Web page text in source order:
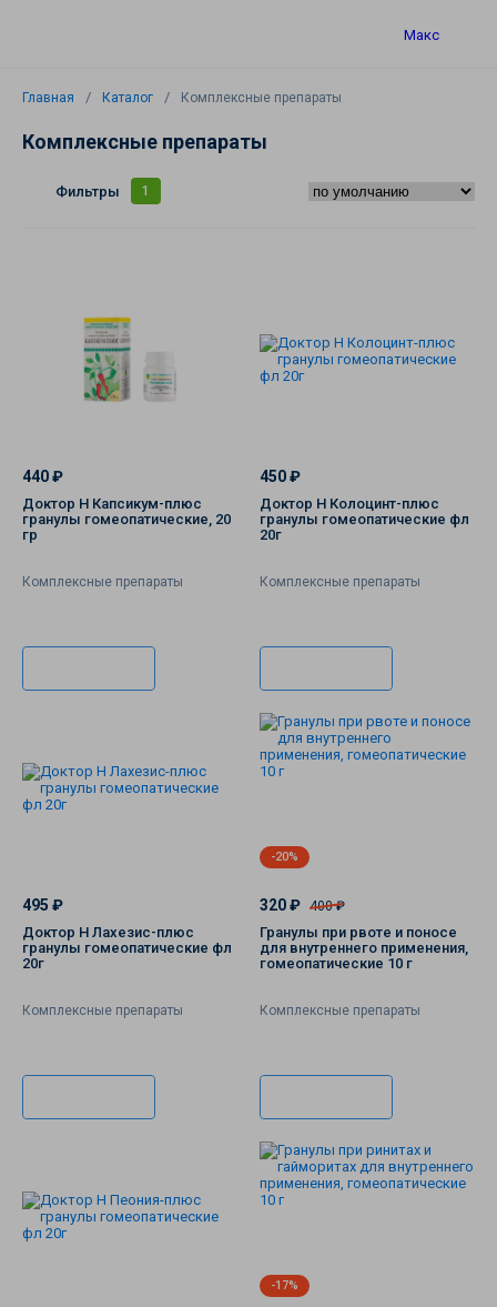
Макс
Главная Каталог Комплексные препараты
Комплексные препараты
Каталог
Фильтры 1
440 ₽
Доктор Н Капсикум-плюс
гранулы гомеопатические, 20
гр
Комплексные препараты
450 ₽
Доктор Н Колоцинт-плюс
гранулы гомеопатические фл
20г
Комплексные препараты
495 ₽
Доктор Н Лахезис-плюс
гранулы гомеопатические фл
20г
Комплексные препараты
-20%
320 ₽ 400 ₽
Гранулы при рвоте и поносе
для внутреннего применения,
гомеопатические 10 г
Комплексные препараты
-17%